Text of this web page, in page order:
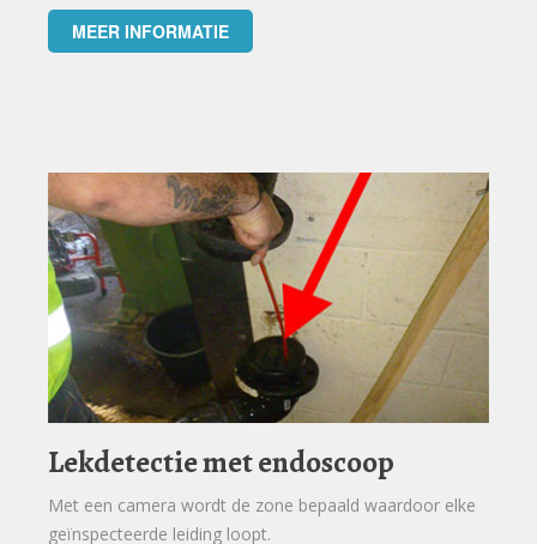
MEER INFORMATIE
Lekdetectie met endoscoop
Met een camera wordt de zone bepaald waardoor elke
geïnspecteerde leiding loopt.